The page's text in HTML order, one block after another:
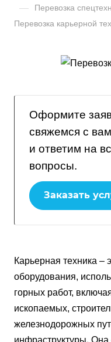
— Перевозка
Перевозка карьерной
Оформите
свяжемся с
и ответим на
вопросы.
Заказать
Карьерная техника –
оборудования,
горных работ,
ископаемых,
железнодорожных
инфраструктуры.